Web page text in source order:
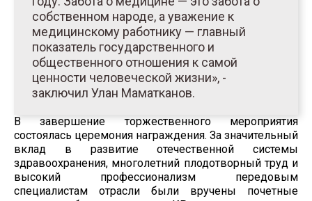
собственном народе, а уважение к
медицинскому работнику — главный
показатель государственного и
общественного отношения к самой
ценности человеческой жизни», -
заключил Улан Маматканов.
В завершение торжественного мероприятия
состоялась церемония награждения. За значительный
вклад в развитие отечественной системы
здравоохранения, многолетний плодотворный труд и
высокий профессионализм передовым
специалистам отрасли были вручены почетные